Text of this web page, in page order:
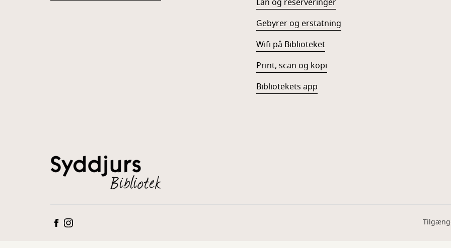
Lån og reserveringer
Gebyrer og erstatning
Wifi på Biblioteket
Print, scan og kopi
Bibliotekets app